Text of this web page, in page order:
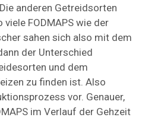
anderen Getreidsorten
FODMAPS wie der
sahen sich also mit dem
der Unterschied
und dem
zu finden ist. Also
vor. Genauer,
im Verlauf der Gehzeit